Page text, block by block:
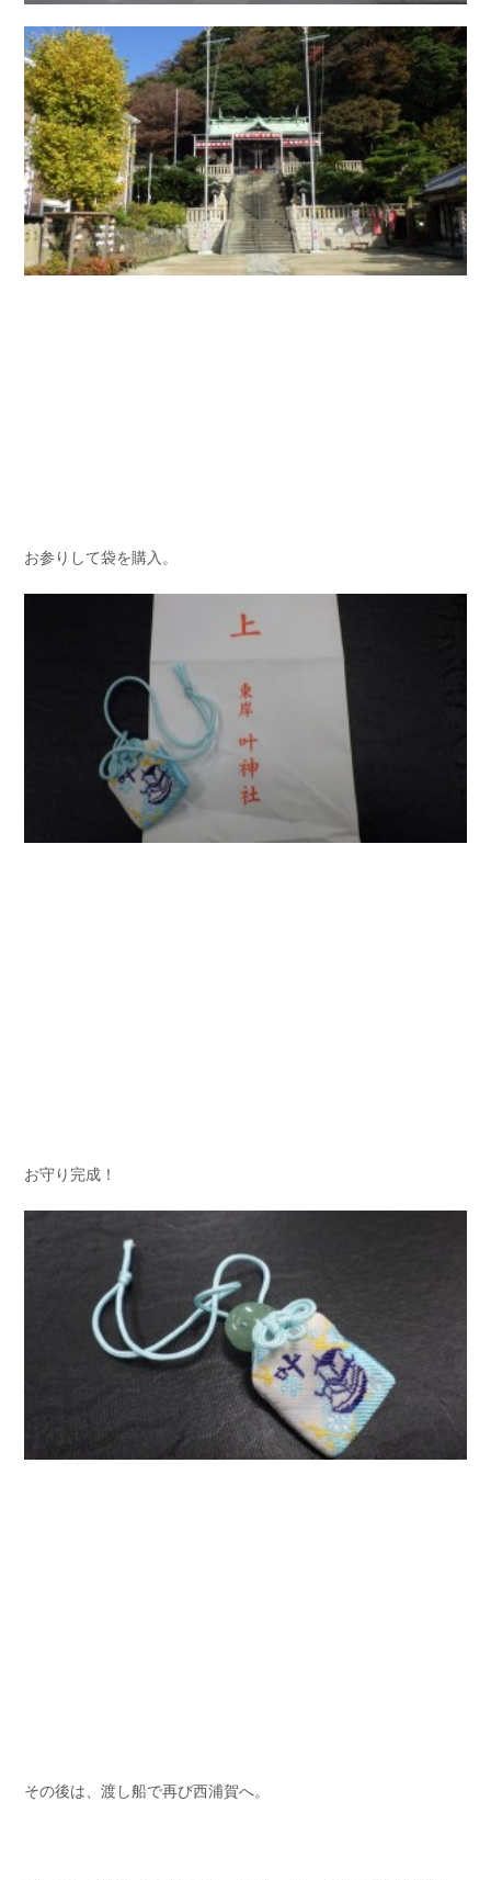
お参りして袋を購入。
お守り完成！
その後は、渡し船で再び西浦賀へ。